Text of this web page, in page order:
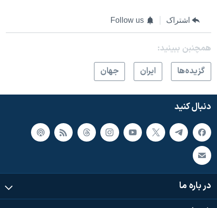
اشتراک Follow us
همچنبن ببینید:
گزيده‌ها
ايران جهان
دنبال کنید
در باره ما